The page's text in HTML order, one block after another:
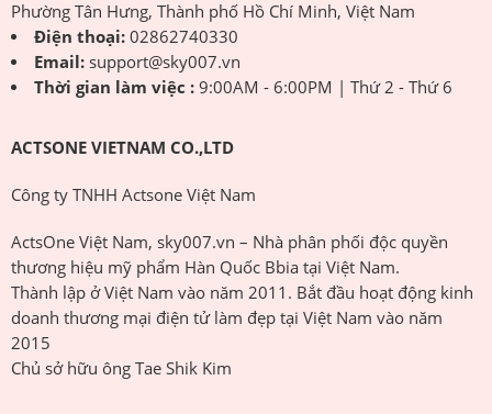
Phường Tân Hưng, Thành phố Hồ Chí Minh, Việt Nam
Điện thoại:02862740330
Email:support@sky007.vn
Thời gian làm việc :9:00AM - 6:00PM | Thứ 2 - Thứ 6
ACTSONE VIETNAM CO.,LTD
Công ty TNHH Actsone Việt Nam
ActsOne Việt Nam, sky007.vn – Nhà phân phối độc quyền
thương hiệu mỹ phẩm Hàn Quốc Bbia tại Việt Nam.
Thành lập ở Việt Nam vào năm 2011. Bắt đầu hoạt động kinh
doanh thương mại điện tử làm đẹp tại Việt Nam vào năm
2015
Chủ sở hữu ông Tae Shik Kim